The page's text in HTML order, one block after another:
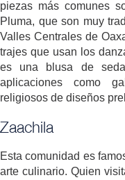
piezas más comunes
Pluma, que son muy
Valles Centrales de
trajes que usan los
es una blusa de
aplicaciones como
religiosos de diseños
Zaachila
Esta comunidad es
arte culinario. Quien